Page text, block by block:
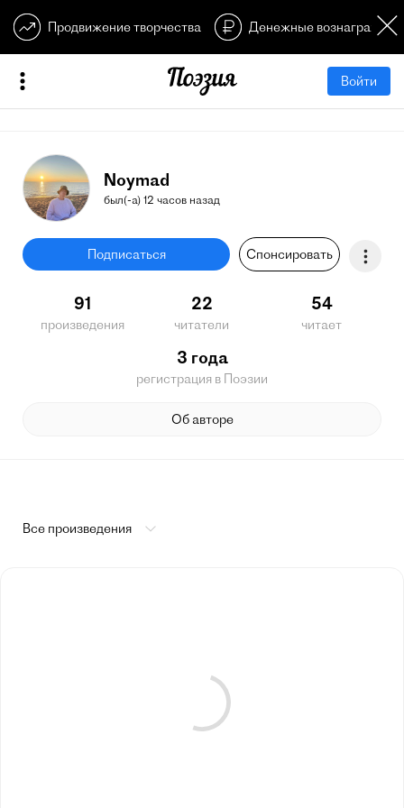
Продвижение творчества Денежные
Войти
Noymad
был(-а) 12 часов назад
Подписаться Спонсировать
91
произведения
22
читатели
54
читает
3 года
регистрация в Поэзии
Об авторе
Все произведения